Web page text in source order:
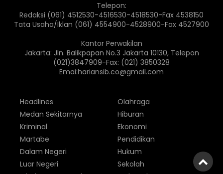
Telepon:
Redaksi (061) 4512530-4516530-4518530-Fax 4538150
Tata Usaha/Iklan (061) 4554900-4528900-Fax 4527900
Kantor Perwakilan
Jakarta: Jln. Balikpapan No.3 Jakarta 10130, Telepon
(021)3847909-Fax: (021) 3850328
Emai:hariansib.co@gmail.com
Headlines
Medan Sekitarnya
Kriminal
Martabe
Dalam Negeri
Luar Negeri
Olahraga
Hiburan
Ekonomi
Pendidikan
Hukum
Sekolah